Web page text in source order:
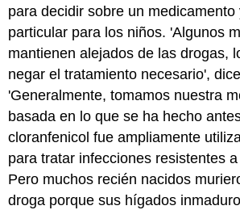
para decidir sobre un medicamento
particular para los niños. 'Algunos
mantienen alejados de las drogas,
negar el tratamiento necesario',
'Generalmente, tomamos nuestra
basada en lo que se ha hecho
cloranfenicol fue ampliamente
para tratar infecciones resistentes
Pero muchos recién nacidos
droga porque sus hígados